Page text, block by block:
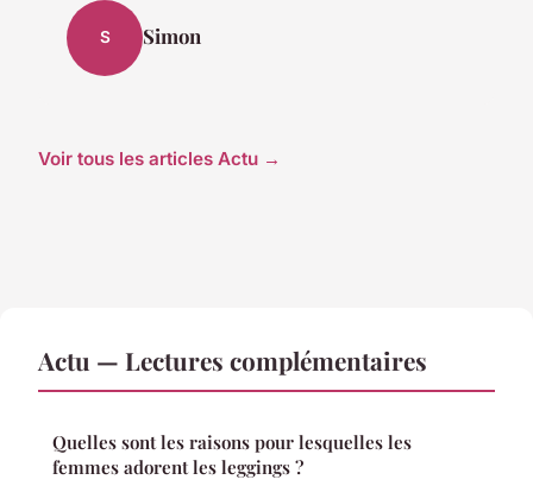
S Simon
Voir tous les articles Actu →
Actu — Lectures complémentaires
Quelles sont les raisons pour lesquelles les
femmes adorent les leggings ?